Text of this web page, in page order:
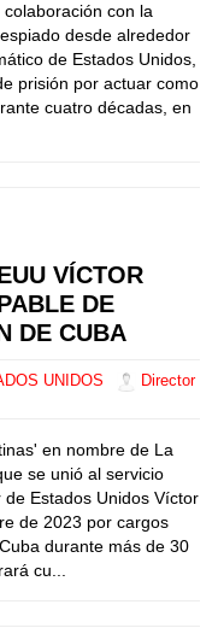
con la
desde alrededor
de Estados Unidos,
prisión por actuar como
cuatro décadas, en
VÍCTOR
DE
DE CUBA
UNIDOS
Director
en nombre de La
se unió al servicio
Estados Unidos Víctor
de 2023 por cargos
durante más de 30
cu...